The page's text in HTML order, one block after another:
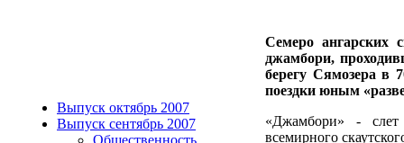
Выпуск октябрь 2007
Выпуск сентябрь 2007
Общественность
Семеро ангарских
джамбори,
берегу Сямозера в
поездки юным
«Джамбори» - слет
всемирного